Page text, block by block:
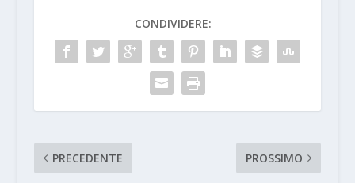
CONDIVIDERE:
PRECEDENTE PROSSIMO